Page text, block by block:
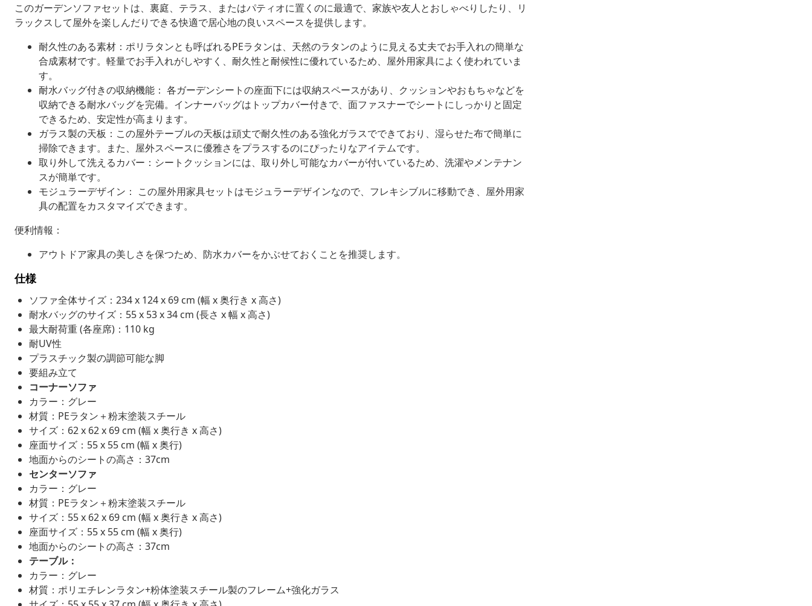
このガーデンソファセットは、裏庭、テラス、またはパティオに置くのに最適で、家族や友人とおしゃべりしたり、リ
ラックスして屋外を楽しんだりできる快適で居心地の良いスペースを提供します。
耐久性のある素材：ポリラタンとも呼ばれるPEラタンは、天然のラタンのように見える丈夫でお手入れの簡単な
合成素材です。軽量でお手入れがしやすく、耐久性と耐候性に優れているため、屋外用家具によく使われていま
す。
耐水バッグ付きの収納機能： 各ガーデンシートの座面下には収納スペースがあり、クッションやおもちゃなどを
収納できる耐水バッグを完備。インナーバッグはトップカバー付きで、面ファスナーでシートにしっかりと固定
できるため、安定性が高まります。
ガラス製の天板：この屋外テーブルの天板は頑丈で耐久性のある強化ガラスでできており、湿らせた布で簡単に
掃除できます。また、屋外スペースに優雅さをプラスするのにぴったりなアイテムです。
取り外して洗えるカバー：シートクッションには、取り外し可能なカバーが付いているため、洗濯やメンテナン
スが簡単です。
モジュラーデザイン： この屋外用家具セットはモジュラーデザインなので、フレキシブルに移動でき、屋外用家
具の配置をカスタマイズできます。
便利情報：
アウトドア家具の美しさを保つため、防水カバーをかぶせておくことを推奨します。
仕様
ソファ全体サイズ：234 x 124 x 69 cm (幅 x 奥行き x 高さ)
耐水バッグのサイズ：55 x 53 x 34 cm (長さ x 幅 x 高さ)
最大耐荷重 (各座席)：110 kg
耐UV性
プラスチック製の調節可能な脚
要組み立て
コーナーソファ
カラー：グレー
材質：PEラタン＋粉末塗装スチール
サイズ：62 x 62 x 69 cm (幅 x 奥行き x 高さ)
座面サイズ：55 x 55 cm (幅 x 奥行)
地面からのシートの高さ：37cm
センターソファ
カラー：グレー
材質：PEラタン＋粉末塗装スチール
サイズ：55 x 62 x 69 cm (幅 x 奥行き x 高さ)
座面サイズ：55 x 55 cm (幅 x 奥行)
地面からのシートの高さ：37cm
テーブル：
カラー：グレー
材質：ポリエチレンラタン+粉体塗装スチール製のフレーム+強化ガラス